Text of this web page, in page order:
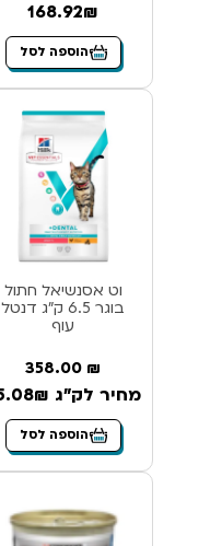
168.92₪
הוספה לסל
וט אסנשיאל חתול
בוגר 6.5 ק”ג דנטל
עוף
358.00 ₪
מחיר לק"ג 55.08₪
הוספה לסל